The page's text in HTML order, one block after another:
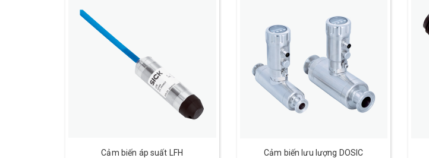
Cảm biến áp suất LFH Cảm biến lưu lượng DOSIC